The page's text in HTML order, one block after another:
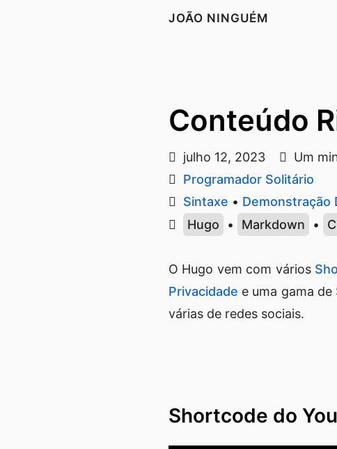
JOÃO NINGUÉM
Conteúdo
julho 12, 2023
Um
Programador Solitário
Sintaxe • Demonstração
Hugo
• Markdown •
O Hugo vem com vários
Privacidade e uma gama
várias de redes sociais.
Shortcode do